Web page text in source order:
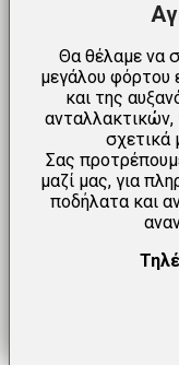
Θα θέλαμε να
μεγάλου φόρτου
και της
σχετικά
Σας
μαζί μας, για
ποδήλατα και